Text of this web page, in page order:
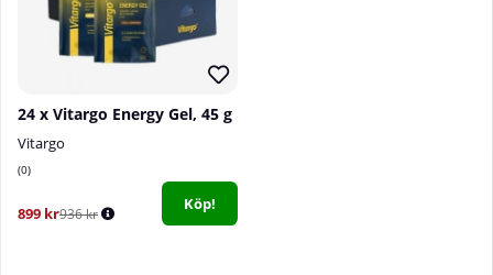
24 x Vitargo Energy Gel, 45 g
Vitargo
0
899 kr936 kr
Köp!